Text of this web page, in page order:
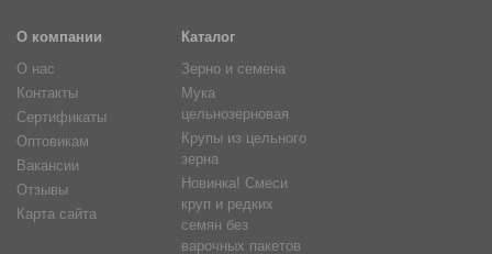
О компании
О нас
Контакты
Сертификаты
Оптовикам
Вакансии
Отзывы
Карта сайта
Каталог
Зерно и семена
Мука
цельнозерновая
Крупы из цельного
зерна
Новинка! Смеси
круп и редких
семян без
варочных пакетов